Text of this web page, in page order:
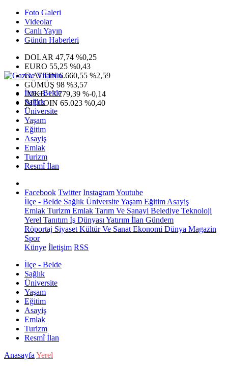
Foto Galeri
Videolar
Canlı Yayın
Günün Haberleri
DOLAR 47,74 %0,25
EURO 55,25 %0,43
G.ALTIN6.660,55 %2,59
GÜMÜŞ 98 %3,57
IMKB13.779,39 %-0,14
BITCOIN 65.023 %0,40
İlçe - Belde
Sağlık
Üniversite
Yaşam
Eğitim
Asayiş
Emlak
Turizm
Resmî İlan
Facebook Twitter InstagramYoutube
İlçe - Belde Sağlık ÜniversiteYaşam Eğitim Asayiş
Emlak Turizm Emlak Tarım Ve Sanayi Belediye Teknoloji
Yerel Tanıtım İş Dünyası Yatırım İlan Gündem
Röportaj Siyaset Kültür Ve Sanat Ekonomi Dünya Magazin
Spor
Künye İletişim RSS
İlçe - Belde
Sağlık
Üniversite
Yaşam
Eğitim
Asayiş
Emlak
Turizm
Resmî İlan
Anasayfa Yerel